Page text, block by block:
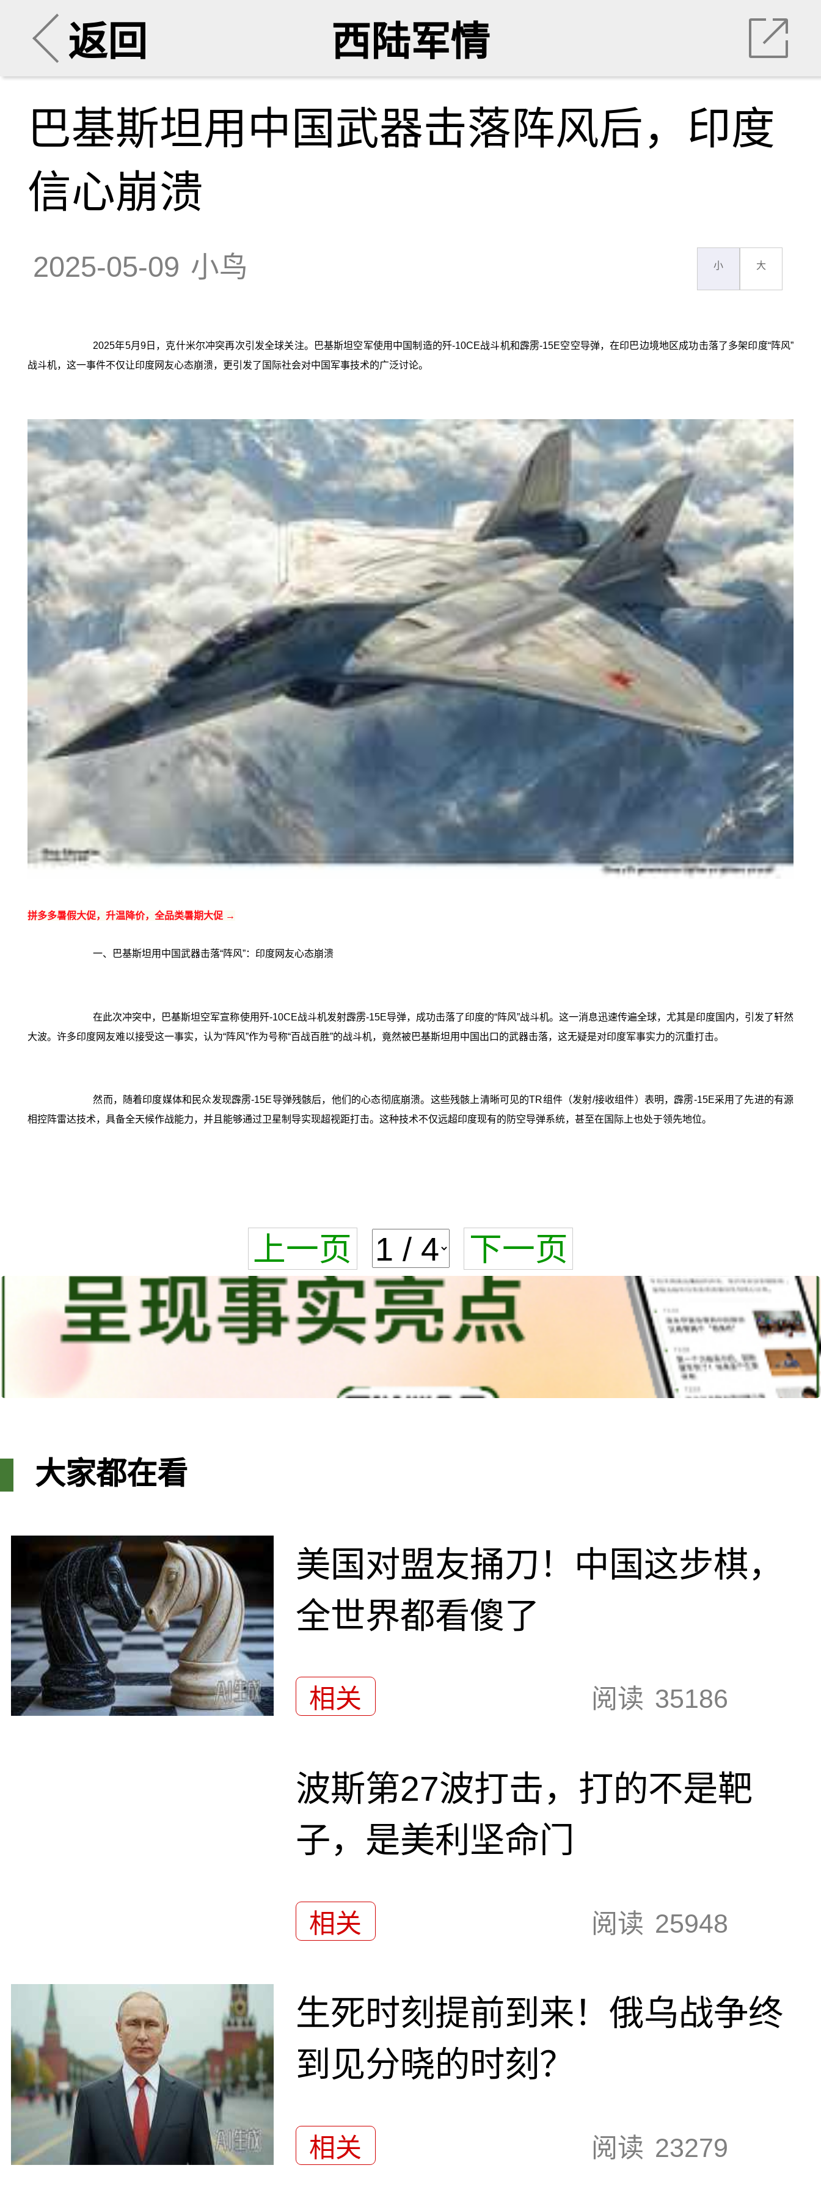
返回 西陆军情
巴基斯坦用中国武器击落阵风后，印度
信心崩溃
2025-05-09 小鸟 小 大
2025年5月9日，克什米尔冲突再次引发全球关注。巴基斯坦空军使用中国制造的歼-10CE战斗机和霹雳-15E空空导弹，在印巴边境地区成功击落了多架印度“阵风”
战斗机，这一事件不仅让印度网友心态崩溃，更引发了国际社会对中国军事技术的广泛讨论。
拼多多暑假大促，升温降价，全品类暑期大促 →
一、巴基斯坦用中国武器击落“阵风”：印度网友心态崩溃
在此次冲突中，巴基斯坦空军宣称使用歼-10CE战斗机发射霹雳-15E导弹，成功击落了印度的“阵风”战斗机。这一消息迅速传遍全球，尤其是印度国内，引发了轩然
大波。许多印度网友难以接受这一事实，认为“阵风”作为号称“百战百胜”的战斗机，竟然被巴基斯坦用中国出口的武器击落，这无疑是对印度军事实力的沉重打击。
然而，随着印度媒体和民众发现霹雳-15E导弹残骸后，他们的心态彻底崩溃。这些残骸上清晰可见的TR组件（发射/接收组件）表明，霹雳-15E采用了先进的有源
相控阵雷达技术，具备全天候作战能力，并且能够通过卫星制导实现超视距打击。这种技术不仅远超印度现有的防空导弹系统，甚至在国际上也处于领先地位。
上一页 下一页
大家都在看
美国对盟友捅刀！中国这步棋，
全世界都看傻了
相关 阅读 35186
波斯第27波打击，打的不是靶
子，是美利坚命门
相关 阅读 25948
生死时刻提前到来！俄乌战争终
到见分晓的时刻？
相关 阅读 23279